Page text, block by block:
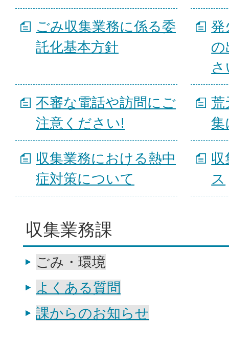
ごみ収集業務に係る委
託化基本方針
発
の
不審な電話や訪問にご
注意ください!
荒
集
収集業務における熱中
症対策について
収
ス
収集業務課
ごみ・環境
よくある質問
課からのお知らせ